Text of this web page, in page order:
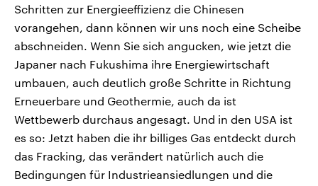
Schritten zur Energieeffizienz die Chinesen
vorangehen, dann können wir uns noch eine Scheibe
abschneiden. Wenn Sie sich angucken, wie jetzt die
Japaner nach Fukushima ihre Energiewirtschaft
umbauen, auch deutlich große Schritte in Richtung
Erneuerbare und Geothermie, auch da ist
Wettbewerb durchaus angesagt. Und in den USA ist
es so: Jetzt haben die ihr billiges Gas entdeckt durch
das Fracking, das verändert natürlich auch die
Bedingungen für Industrieansiedlungen und die